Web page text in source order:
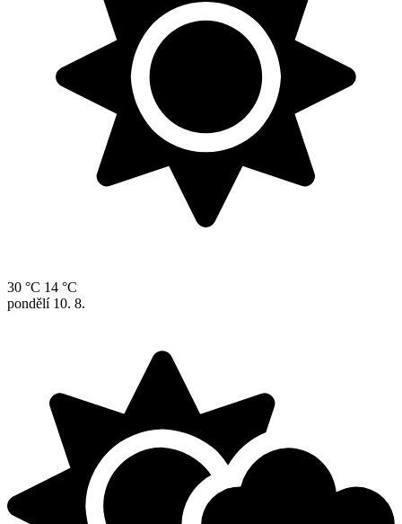
30 °C 14 °C
pondělí 10. 8.